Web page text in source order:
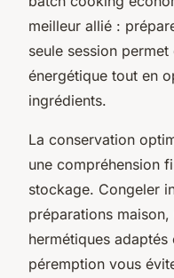
meilleur allié :
seule session
énergétique tout en
ingrédients.
La conservation
une compréhension
stockage. Congeler
préparations
hermétiques
péremption vous